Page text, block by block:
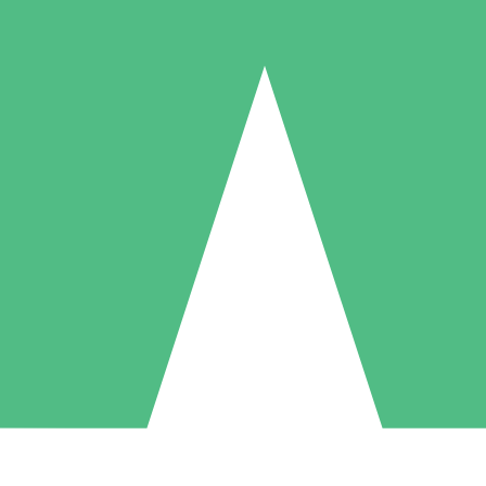
Packs de Crédits Individuels
à l'utilisation avec des crédits de téléchargement. Sans engagement
5 Téléchargements
US$